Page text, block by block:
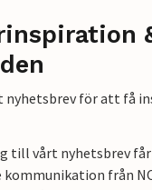
nyhetsbrev för att få
till vårt nyhetsbrev får
från